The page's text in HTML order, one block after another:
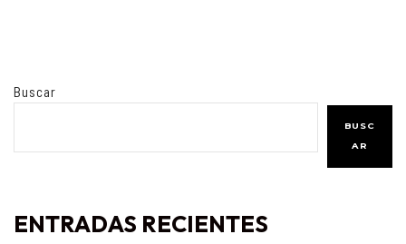
Buscar
BUSC
AR
ENTRADAS RECIENTES